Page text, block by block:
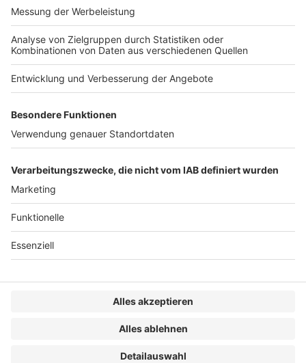
Thüsing, BB 2022, Heft 05, Umschlagteil, I
Artikel/BB /BB - Die Erste Seite/BB - Umschlagteil
Sonstiges/Umschlagteil - Die Erste Seite
Beitragsnavigation
« IDW: IDW EQMS 1 und IDW EQMS 2 – Entwürfe
MEDIADATEN
DATENSCHUTZ